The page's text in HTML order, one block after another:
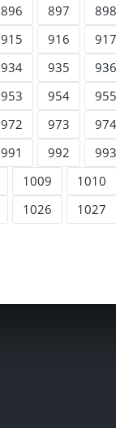
896 897 898
915 916 917
934 935 936
953 954 955
972 973 974
991 992 993
1009 1010
1026 1027